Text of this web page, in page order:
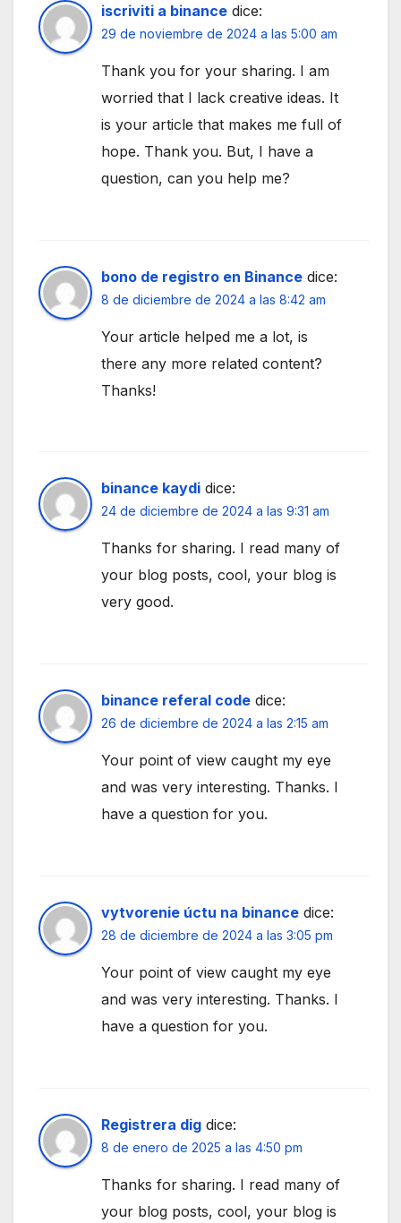
iscriviti a binance dice:
29 de noviembre de 2024 a las 5:00 am
Thank you for your sharing. I am
worried that I lack creative ideas. It
is your article that makes me full of
hope. Thank you. But, I have a
question, can you help me?
bono de registro en Binance dice:
8 de diciembre de 2024 a las 8:42 am
Your article helped me a lot, is
there any more related content?
Thanks!
binance kaydi dice:
24 de diciembre de 2024 a las 9:31 am
Thanks for sharing. I read many of
your blog posts, cool, your blog is
very good.
binance referal code dice:
26 de diciembre de 2024 a las 2:15 am
Your point of view caught my eye
and was very interesting. Thanks. I
have a question for you.
vytvorenie úctu na binance dice:
28 de diciembre de 2024 a las 3:05 pm
Your point of view caught my eye
and was very interesting. Thanks. I
have a question for you.
Registrera dig dice:
8 de enero de 2025 a las 4:50 pm
Thanks for sharing. I read many of
your blog posts, cool, your blog is